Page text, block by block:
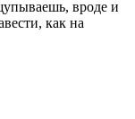
вроде и
как на